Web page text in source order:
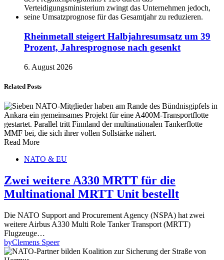
Rheinmetall steigert Halbjahresumsatz um 39
Prozent, Jahresprognose nach gesenkt
6. August 2026
Related Posts
Read More
NATO & EU
Zwei weitere A330 MRTT für die
Multinational MRTT Unit bestellt
Die NATO Support and Procurement Agency (NSPA) hat zwei
weitere Airbus A330 Multi Role Tanker Transport (MRTT)
Flugzeuge…
byClemens Speer